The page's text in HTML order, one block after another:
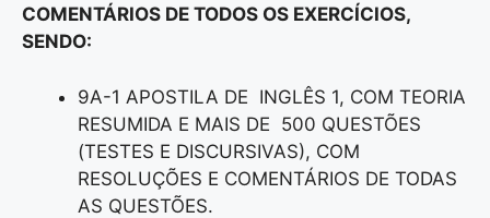
COMENTÁRIOS DE TODOS OS EXERCÍCIOS,
SENDO:
9A-1 APOSTILA DE INGLÊS 1, COM TEORIA
RESUMIDA E MAIS DE 500 QUESTÕES
(TESTES E DISCURSIVAS), COM
RESOLUÇÕES E COMENTÁRIOS DE TODAS
AS QUESTÕES.